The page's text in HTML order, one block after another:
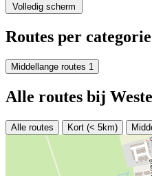
Volledig scherm
Routes per categorie
Middellange routes 1
Alle routes bij
Alle routes Kort (< 5km)